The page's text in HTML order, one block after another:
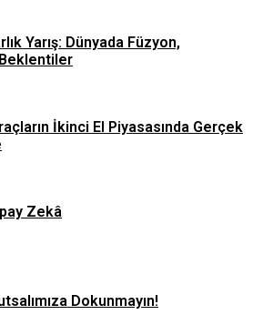
Yarış: Dünyada Füzyon,
İkinci El Piyasasında Gerçek
Zekâ
Dokunmayın!